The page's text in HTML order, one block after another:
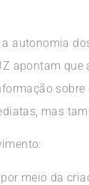
autonomia
apontam
mas
meio da